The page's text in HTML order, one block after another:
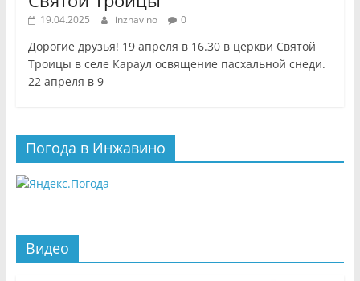
19.04.2025 inzhavino 0
Дорогие друзья! 19 апреля в 16.30 в церкви Святой
Троицы в селе Караул освящение пасхальной снеди.
22 апреля в 9
Погода в Инжавино
Видео